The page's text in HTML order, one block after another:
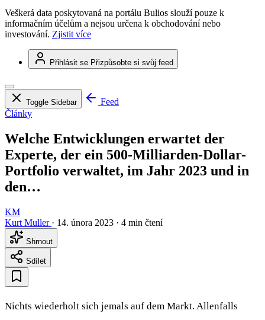
Veškerá data poskytovaná na portálu Bulios slouží pouze k
informačním účelům a nejsou určena k obchodování nebo
investování. Zjistit více
Přihlásit se Přizpůsobte si svůj feed
Toggle Sidebar
Feed
Články
Welche Entwicklungen erwartet der
Experte, der ein 500-Milliarden-Dollar-
Portfolio verwaltet, im Jahr 2023 und in
den…
KM
Kurt Muller · 14. února 2023 · 4 min čtení
Shrnout
Sdílet
Nichts wiederholt sich jemals auf dem Markt. Allenfalls